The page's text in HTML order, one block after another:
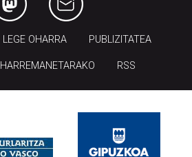
LEGE OHARRA PUBLIZITATEA
HARREMANETARAKO RSS